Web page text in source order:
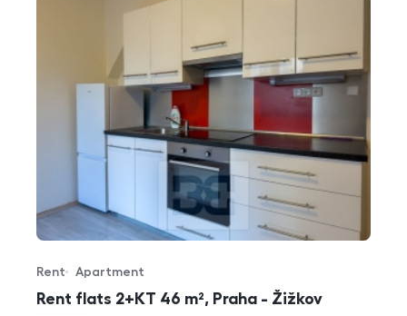
Rent flats 2+KT 46 m², Praha - Žižkov
Offer type
Rent
Property type
Apartment